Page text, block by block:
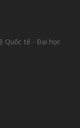
Quốc tế - Đại học